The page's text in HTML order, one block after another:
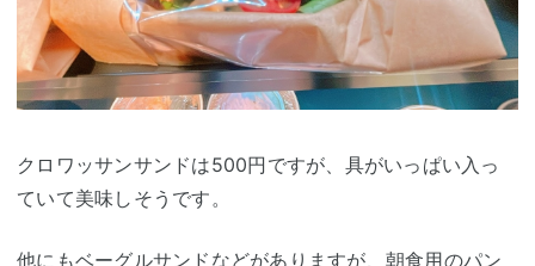
クロワッサンサンドは500円ですが、具がいっぱい入っ
ていて美味しそうです。
他にもベーグルサンド などがありますが、朝食用のパン